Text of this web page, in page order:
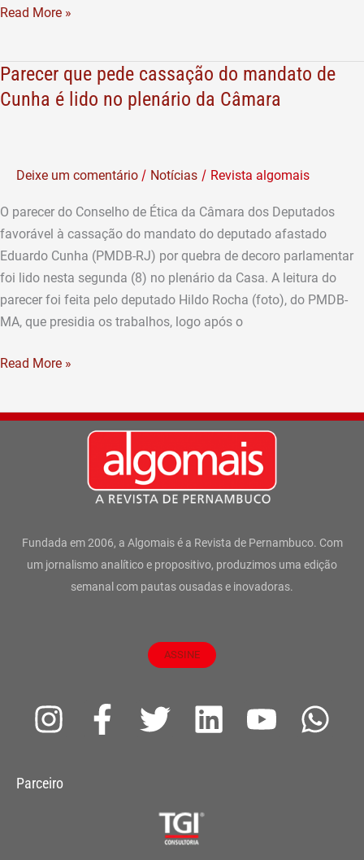
Read More »
Parecer que pede cassação do mandato de
Cunha é lido no plenário da Câmara
Deixe um comentário / Notícias / Revista algomais
O parecer do Conselho de Ética da Câmara dos Deputados
favorável à cassação do mandato do deputado afastado
Eduardo Cunha (PMDB-RJ) por quebra de decoro parlamentar
foi lido nesta segunda (8) no plenário da Casa. A leitura do
parecer foi feita pelo deputado Hildo Rocha (foto), do PMDB-
MA, que presidia os trabalhos, logo após o
Parecer
que
mandato
de
Cunha
é
lido
plenário
Câmara
Read More »
Fundada em 2006, a Algomais é a Revista de Pernambuco. Com
um jornalismo analítico e propositivo, produzimos uma edição
semanal com pautas ousadas e inovadoras.
ASSINE
I
s
F
a
T
t
L
Y
W
Parceiro